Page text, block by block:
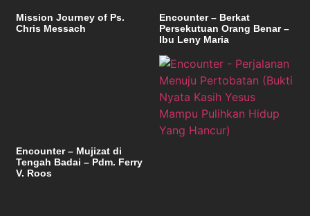
Mission Journey of Ps.
Chris Messach
Encounter – Berkat
Persekutuan Orang Benar –
Ibu Leny Maria
Encounter – Mujizat di
Tengah Badai – Pdm. Ferry
V. Roos